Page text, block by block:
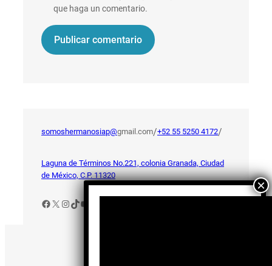
que haga un comentario.
somoshermanosiap@gmail.com/+52 55 5250 4172/
Laguna de Términos No.221, colonia Granada, Ciudad
de México, C.P. 11320
Facebook
X Instagram
TikTok
YouTube